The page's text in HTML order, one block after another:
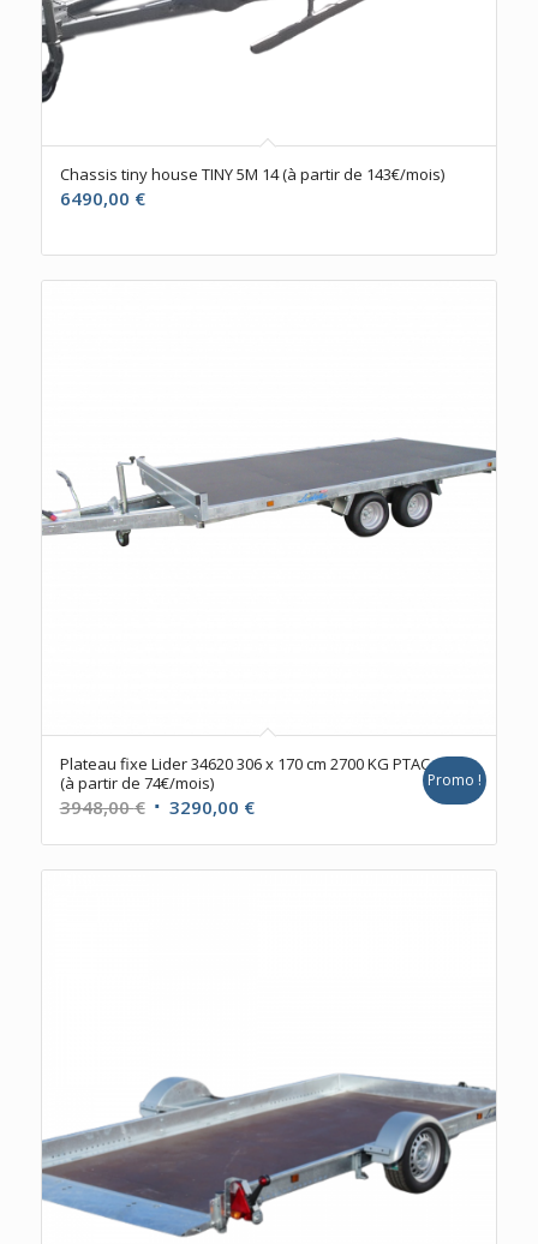
Chassis tiny house TINY 5M 14 (à partir de 143€/mois)
6490,00 €
Plateau fixe Lider 34620 306 x 170 cm 2700 KG PTAC
(à partir de 74€/mois)
3948,00€ Le
initial
3290,00 €Le
actuel
Promo !